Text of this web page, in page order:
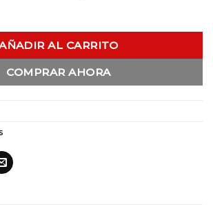
Esquinas Redondas # 5 cantidad
AL CARRITO
COMPRAR AHORA